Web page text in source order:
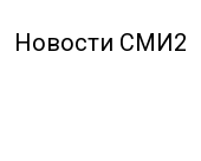
Новости СМИ2